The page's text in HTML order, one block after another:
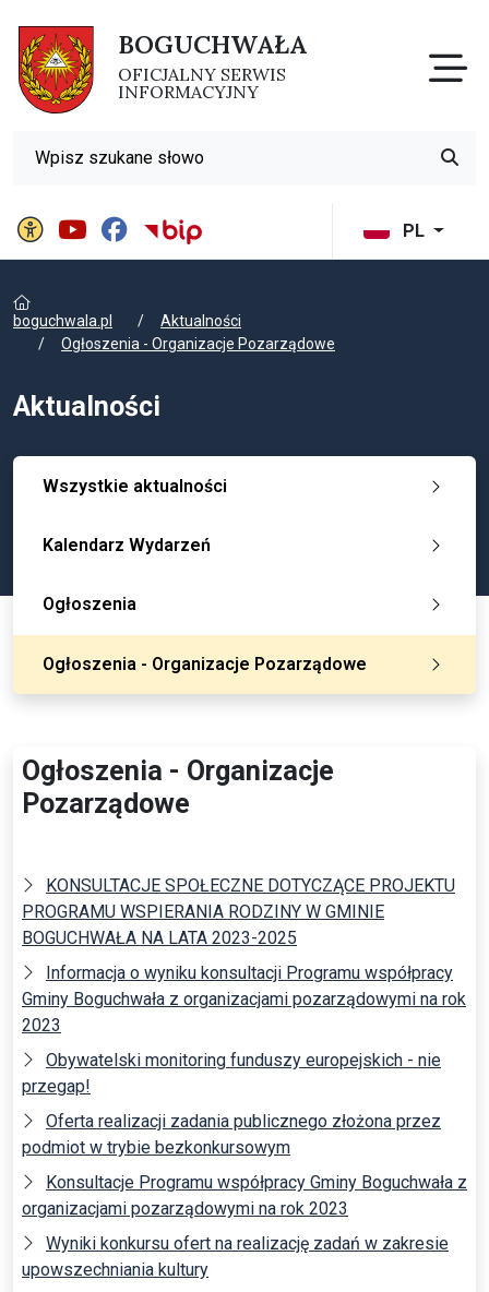
BOGUCHWAŁA
OFICJALNY SERWIS
INFORMACYJNY
PL
Panel ustawień witrynyBIP Gminy Boguchwała
Wyszukiwarka
boguchwala.pl
Aktualności
Ogłoszenia - Organizacje Pozarządowe
Aktualności
Wszystkie aktualności
Kalendarz Wydarzeń
Ogłoszenia
Ogłoszenia - Organizacje Pozarządowe
Ogłoszenia - Organizacje
Pozarządowe
KONSULTACJE SPOŁECZNE DOTYCZĄCE PROJEKTU
PROGRAMU WSPIERANIA RODZINY W GMINIE
BOGUCHWAŁA NA LATA 2023-2025
Informacja o wyniku konsultacji Programu współpracy
Gminy Boguchwała z organizacjami pozarządowymi na rok
2023
Obywatelski monitoring funduszy europejskich - nie
przegap!
Oferta realizacji zadania publicznego złożona przez
podmiot w trybie bezkonkursowym
Konsultacje Programu współpracy Gminy Boguchwała z
organizacjami pozarządowymi na rok 2023
Wyniki konkursu ofert na realizację zadań w zakresie
upowszechniania kultury